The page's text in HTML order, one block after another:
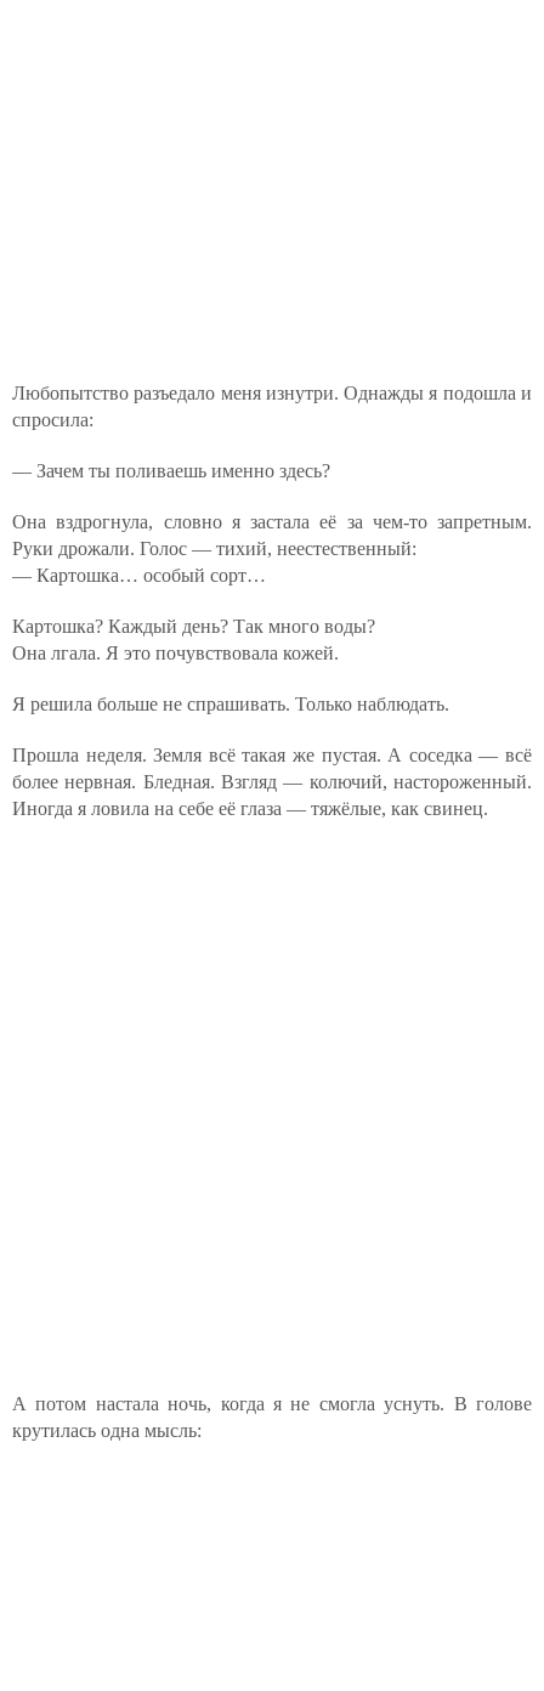
Любопытство разъедало меня изнутри. Однажды я подошла и
спросила:
— Зачем ты поливаешь именно здесь?
Она вздрогнула, словно я застала её за чем-то запретным.
Руки дрожали. Голос — тихий, неестественный:
— Картошка… особый сорт…
Картошка? Каждый день? Так много воды?
Она лгала. Я это почувствовала кожей.
Я решила больше не спрашивать. Только наблюдать.
Прошла неделя. Земля всё такая же пустая. А соседка — всё
более нервная. Бледная. Взгляд — колючий, настороженный.
Иногда я ловила на себе её глаза — тяжёлые, как свинец.
А потом настала ночь, когда я не смогла уснуть. В голове
крутилась одна мысль: